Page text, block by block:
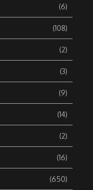
(6)
(108)
(2)
(3)
(9)
(14)
(2)
(16)
(650)